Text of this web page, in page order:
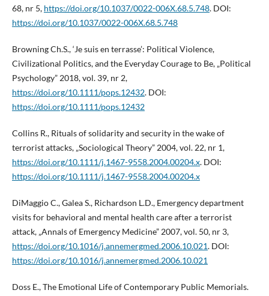
68, nr 5, https://doi.org/10.1037/0022-006X.68.5.748. DOI:
https://doi.org/10.1037/0022-006X.68.5.748
Browning Ch.S., ‘Je suis en terrasse’: Political Violence,
Civilizational Politics, and the Everyday Courage to Be, „Political
Psychology” 2018, vol. 39, nr 2,
https://doi.org/10.1111/pops.12432. DOI:
https://doi.org/10.1111/pops.12432
Collins R., Rituals of solidarity and security in the wake of
terrorist attacks, „Sociological Theory” 2004, vol. 22, nr 1,
https://doi.org/10.1111/j.1467-9558.2004.00204.x. DOI:
https://doi.org/10.1111/j.1467-9558.2004.00204.x
DiMaggio C., Galea S., Richardson L.D., Emergency department
visits for behavioral and mental health care after a terrorist
attack, „Annals of Emergency Medicine” 2007, vol. 50, nr 3,
https://doi.org/10.1016/j.annemergmed.2006.10.021. DOI:
https://doi.org/10.1016/j.annemergmed.2006.10.021
Doss E., The Emotional Life of Contemporary Public Memorials.